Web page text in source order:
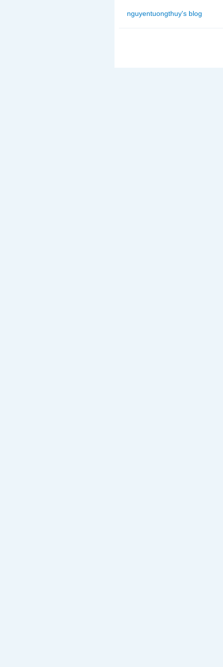
nguyentuongthuy's blog